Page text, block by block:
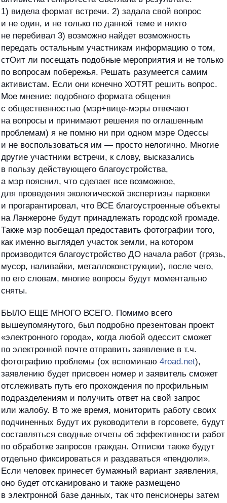
1) видела формат встречи. 2) задала свой вопрос
и не один, и не только по данной теме и никто
не перебивал 3) возможно найдет возможность
передать остальным участникам информацию о том,
стОит ли посещать подобные мероприятия и не только
по вопросам побережья. Решать разумеется самим
активистам. Если они конечно ХОТЯТ решить вопрос.
Мое мнение: подобного формата общения
с общественностью (мэр+вице-мэры отвечают
на вопросы и принимают решения по оглашенным
проблемам) я не помню ни при одном мэре Одессы
и не воспользоваться им — просто нелогично. Многие
другие участники встречи, к слову, высказались
в пользу действующего благоустройства,
а мэр пояснил, что сделает все возможное,
для проведения экологической экспертизы парковки
и прогарантировал, что ВСЕ благоустроенные объекты
на Ланжероне будут принадлежать городской громаде.
Также мэр пообещал предоставить фотографии того,
как именно выглядел участок земли, на котором
производится благоустройство ДО начала работ (грязь,
мусор, наливайки, металлоконструкции), после чего,
по его словам, многие вопросы будут моментально
сняты.
БЫЛО ЕЩЕ МНОГО ВСЕГО. Помимо всего
вышеупомянутого, был подробно презентован проект
«электронного города», когда любой одессит сможет
по электронной почте отправить заявление в т.ч.
фотографию проблемы (ох вспоминаю 4road.net),
заявлению будет присвоен номер и заявитель сможет
отслеживать путь его прохождения по профильным
подразделениям и получить ответ на свой запрос
или жалобу. В то же время, мониторить работу своих
подчиненных будут их руководители в горсовете, будут
составляться сводные отчеты об эффективности работ
по обработке запросов граждан. Отписки также будут
отдельно фиксироваться и раздаваться «пендюли».
Если человек принесет бумажный вариант заявления,
оно будет отсканировано и также размещено
в электронной базе данных, так что пенсионеры затем